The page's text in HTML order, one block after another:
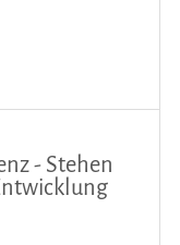
- Stehen